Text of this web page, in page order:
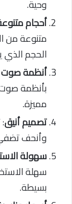
وحية.
أحجام
متنوعة من
الحجم الذي
أنظمة
بأنظمة صوت
مميزة.
تصميم أنيق:
وأنحف
سهولة
سهلة
بسيطة.